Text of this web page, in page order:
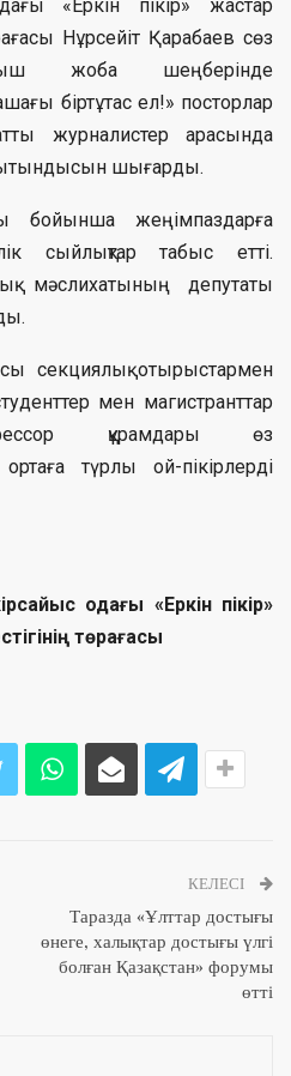
«Еркін пікір» жастар
Нұрсейіт Қарабаев сөз
жоба шеңберінде
біртұтас ел!» посторлар
журналистер арасында
шығарды.
бойынша жеңімпаздарға
сыйлықтар табыс етті.
мәслихатының депутаты
секциялық отырыстармен
мен магистранттар
құрамдары өз
түрлы ой-пікірлерді
одағы «Еркін пікір»
төрағасы
КЕЛЕСІ
Таразда «Ұлттар достығы
өнеге, халықтар достығы үлгі
болған Қазақстан» форумы
өтті